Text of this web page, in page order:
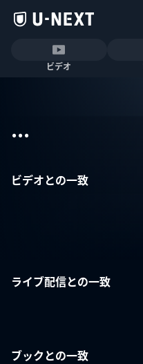
ビデオ
...
ビデオとの一致
ライブ配信との一致
ブックとの一致